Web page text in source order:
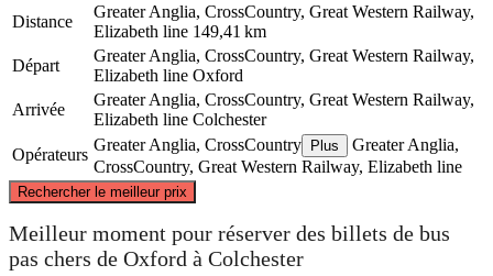
Distance
Greater Anglia, CrossCountry, Great Western Railway,
Elizabeth line 149,41 km
Départ
Greater Anglia, CrossCountry, Great Western Railway,
Elizabeth line Oxford
Arrivée
Greater Anglia, CrossCountry, Great Western Railway,
Elizabeth line Colchester
Opérateurs
Greater Anglia, CrossCountry Plus
Greater Anglia,
CrossCountry, Great Western Railway, Elizabeth line
Rechercher le meilleur prix
©CARTO , ©OpenStreetMapcontributors
Meilleur moment pour réserver des billets de bus
pas chers de Oxford à Colchester